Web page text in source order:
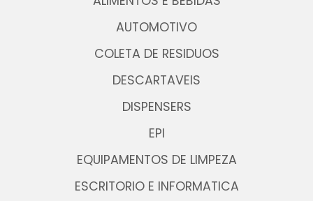
AUTOMOTIVO
COLETA DE RESIDUOS
DESCARTAVEIS
DISPENSERS
EPI
EQUIPAMENTOS DE LIMPEZA
ESCRITORIO E INFORMATICA